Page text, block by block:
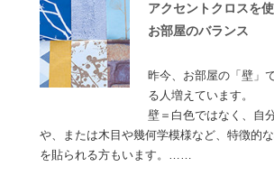
アクセントクロスを
お部屋のバランス
昨今、お部屋の「壁」
る人増えています。
壁＝白色ではなく、自
や、または木目や幾何学模様など、特徴的
を貼られる方もいます。……